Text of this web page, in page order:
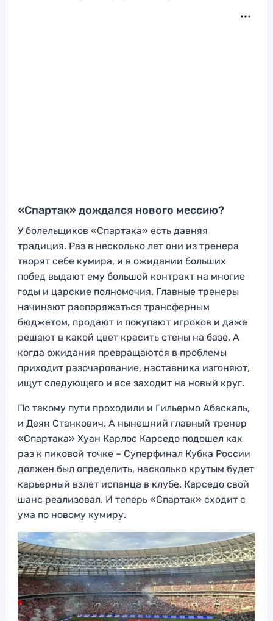
«Спартак» дождался нового мессию?
У болельщиков «Спартака» есть давняя
традиция. Раз в несколько лет они из тренера
творят себе кумира, и в ожидании больших
побед выдают ему большой контракт на многие
годы и царские полномочия. Главные тренеры
начинают распоряжаться трансферным
бюджетом, продают и покупают игроков и даже
решают в какой цвет красить стены на базе. А
когда ожидания превращаются в проблемы
приходит разочарование, наставника изгоняют,
ищут следующего и все заходит на новый круг.
По такому пути проходили и Гильермо Абаскаль,
и Деян Станкович. А нынешний главный тренер
«Спартака» Хуан Карлос Карседо подошел как
раз к пиковой точке – Суперфинал Кубка России
должен был определить, насколько крутым будет
карьерный взлет испанца в клубе. Карседо свой
шанс реализовал. И теперь «Спартак» сходит с
ума по новому кумиру.